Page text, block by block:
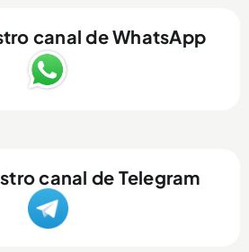
canal de WhatsApp
canal de Telegram